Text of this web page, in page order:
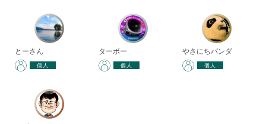
とーさん
個人
ターボー
個人
やさにちパンダ
個人